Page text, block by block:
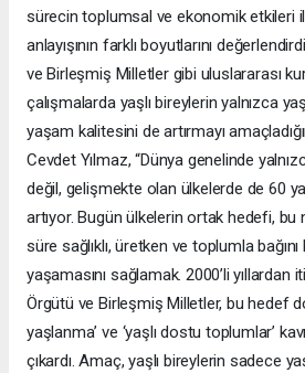
sürecin toplumsal ve ekonomik etkileri
anlayışının farklı boyutlarını
ve Birleşmiş Milletler gibi uluslararası
çalışmalarda yaşlı bireylerin yalnızca
yaşam kalitesini de artırmayı
Cevdet Yılmaz, “Dünya genelinde
değil, gelişmekte olan ülkelerde de 60
artıyor. Bugün ülkelerin ortak hedefi,
süre sağlıklı, üretken ve toplumla
yaşamasını sağlamak. 2000’li yıllardan
Örgütü ve Birleşmiş Milletler, bu hedef
yaşlanma’ ve ‘yaşlı dostu toplumlar’
çıkardı. Amaç, yaşlı bireylerin sadece